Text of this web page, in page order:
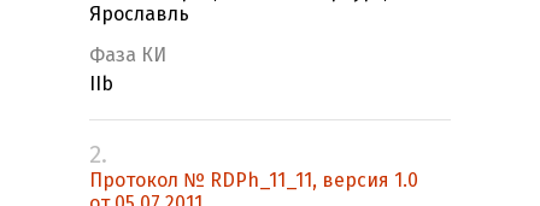
Ярославль
Фаза КИ
IIb
2.
Протокол № RDPh_11_11, версия 1.0